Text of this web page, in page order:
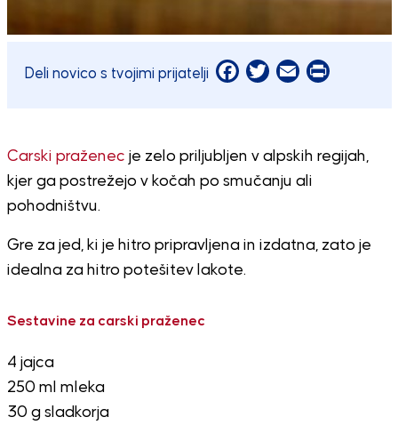
Deli novico s tvojimi prijatelji Facebook
Twitter
EmailPrint
Carski praženec je zelo priljubljen v alpskih regijah,
kjer ga postrežejo v kočah po smučanju ali
pohodništvu.
Gre za jed, ki je hitro pripravljena in izdatna, zato je
idealna za hitro potešitev lakote.
Sestavine za carski praženec
4 jajca
250 ml mleka
30 g sladkorja